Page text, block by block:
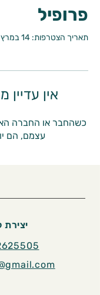
פרופיל
תאריך הצטרפות: 14 במרץ 2025
אין עדיין
כשהחבר או החברה
עצמם, הם